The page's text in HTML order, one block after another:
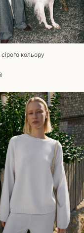
документа, що
до повернення та
якщо збережено
повернення та
Звертаємо вашу
отримали товар
кольору
в наявності